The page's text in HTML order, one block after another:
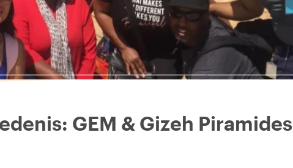
GEM & Gizeh Piramides